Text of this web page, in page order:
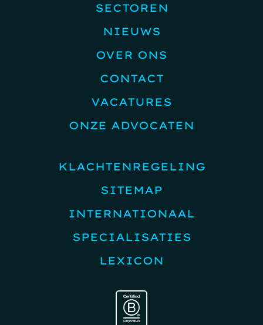
SECTOREN
NIEUWS
OVER ONS
CONTACT
VACATURES
ONZE ADVOCATEN
KLACHTENREGELING
SITEMAP
INTERNATIONAAL
SPECIALISATIES
LEXICON